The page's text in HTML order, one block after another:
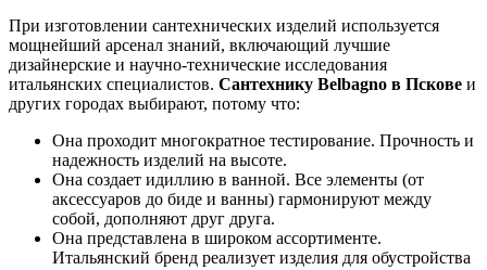
При изготовлении сантехнических изделий используется
мощнейший арсенал знаний, включающий лучшие
дизайнерские и научно-технические исследования
итальянских специалистов. Сантехнику Belbagno в Пскове и
других городах выбирают, потому что:
Она проходит многократное тестирование. Прочность и
надежность изделий на высоте.
Она создает идиллию в ванной. Все элементы (от
аксессуаров до биде и ванны) гармонируют между
собой, дополняют друг друга.
Она представлена в широком ассортименте.
Итальянский бренд реализует изделия для обустройства